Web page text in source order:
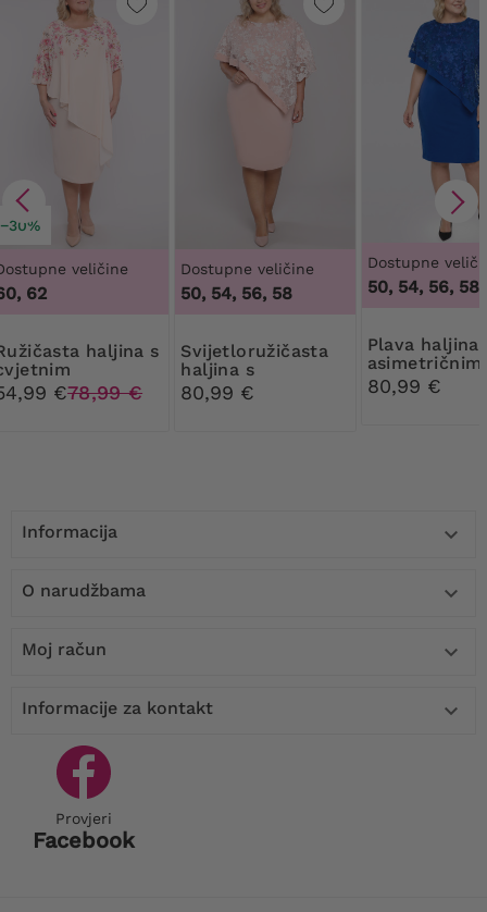
−30%
veličine
62
s
€78,99 €
Dostupne veličine
50, 54, 56, 58
Svijetloružičasta
haljina s
asimetričnim
pončo
80,99 €
Dostupne
50, 54, 56, 58
Plava haljina s
asimetričnim
pončo
80,99 €
Informacija 
O narudžbama 
Moj račun 
Informacije za kontakt 
Provjeri
Facebook